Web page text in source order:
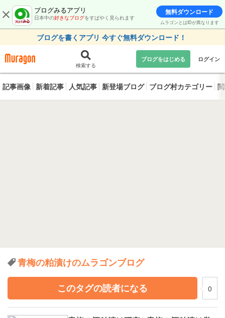
ブログみるアプリ
日本中の好きなブログをすばやく見られます
無料ダウンロード
ムラゴンとはIDが異なります
ブログを書くアプリ 今すぐ無料ダウンロード！
検索する
ブログをはじめる ログイン
記事画像 新着記事 人気記事 新登場ブログ ブログ村カテゴリー
青梅の粕漬けのムラゴンブログ
このタグの読者になる
0